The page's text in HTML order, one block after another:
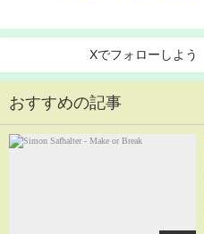
Xでフォローしよう
おすすめの記事